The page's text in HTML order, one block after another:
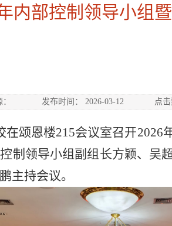
内部控制领导小组
发布时间： 2026-03-12 点击
在颂恩楼215会议室召开
制领导小组副组长方颖、吴
主持会议。